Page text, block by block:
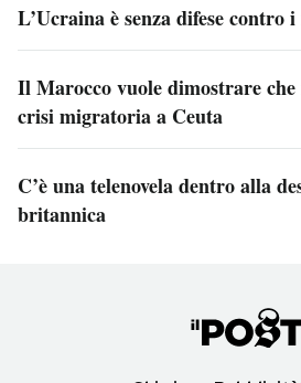
L’Ucraina è senza difese contro
Il Marocco vuole dimostrare che
crisi migratoria a Ceuta
C’è una telenovela dentro alla
britannica